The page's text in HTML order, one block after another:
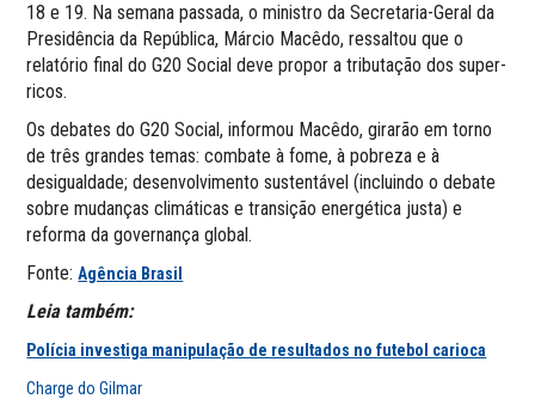
18 e 19. Na semana passada, o ministro da Secretaria-Geral da
Presidência da República, Márcio Macêdo, ressaltou que o
relatório final do G20 Social deve propor a tributação dos super-
ricos.
Os debates do G20 Social, informou Macêdo, girarão em torno
de três grandes temas: combate à fome, à pobreza e à
desigualdade; desenvolvimento sustentável (incluindo o debate
sobre mudanças climáticas e transição energética justa) e
reforma da governança global.
Fonte:Agência Brasil
Leia também:
Polícia investiga manipulação de resultados no futebol carioca
Charge do Gilmar